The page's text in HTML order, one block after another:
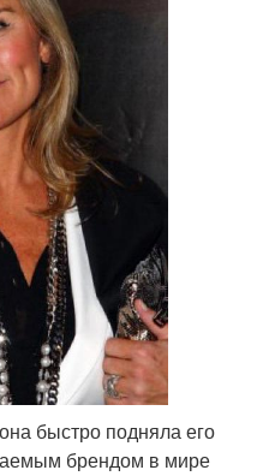
быстро подняла его
брендом в мире